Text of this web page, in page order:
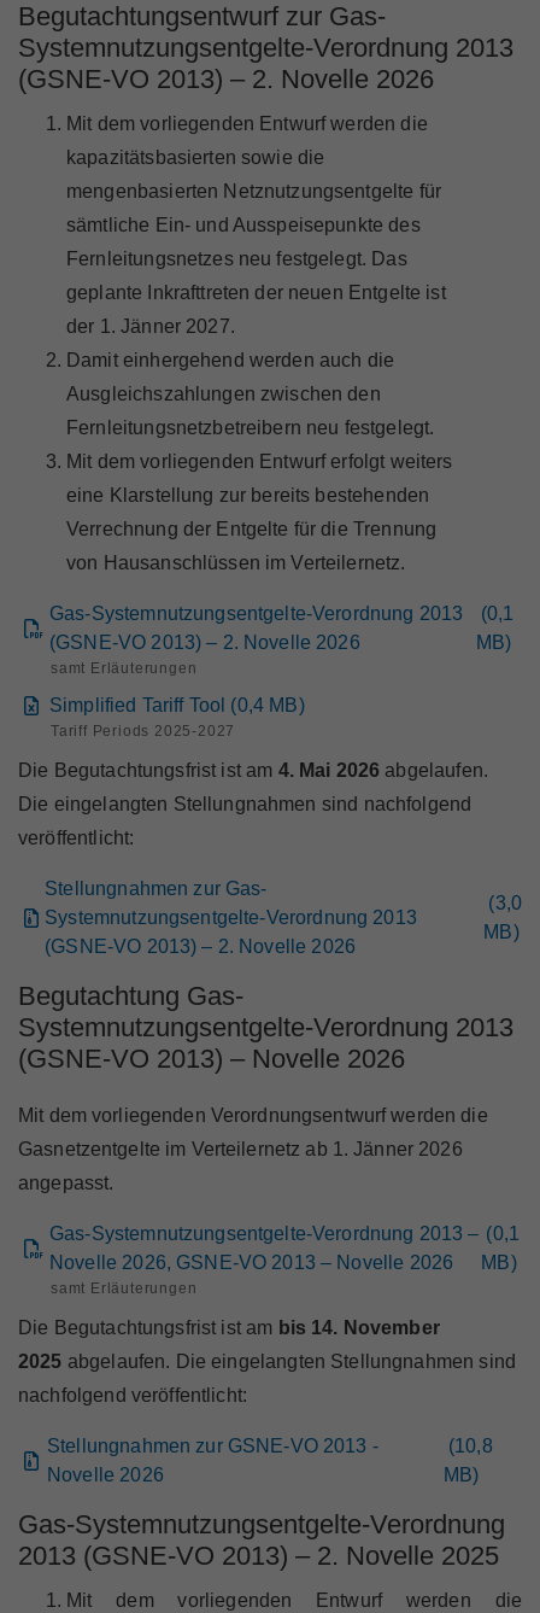
Begutachtungsentwurf zur Gas-
Systemnutzungsentgelte-Verordnung 2013
(GSNE-VO 2013) – 2. Novelle 2026
Mit dem vorliegenden Entwurf werden die
kapazitätsbasierten sowie die
mengenbasierten Netznutzungsentgelte für
sämtliche Ein- und Ausspeisepunkte des
Fernleitungsnetzes neu festgelegt. Das
geplante Inkrafttreten der neuen Entgelte ist
der 1. Jänner 2027.
Damit einhergehend werden auch die
Ausgleichszahlungen zwischen den
Fernleitungsnetzbetreibern neu festgelegt.
Mit dem vorliegenden Entwurf erfolgt weiters
eine Klarstellung zur bereits bestehenden
Verrechnung der Entgelte für die Trennung
von Hausanschlüssen im Verteilernetz.
Gas-Systemnutzungsentgelte-Verordnung 2013
(GSNE-VO 2013) – 2. Novelle 2026
(0,1
MB)
samt Erläuterungen
Simplified Tariff Tool (0,4 MB)
Tariff Periods 2025-2027
Die Begutachtungsfrist ist am 4. Mai 2026 abgelaufen.
Die eingelangten Stellungnahmen sind nachfolgend
veröffentlicht:
Stellungnahmen zur Gas-
Systemnutzungsentgelte-Verordnung 2013
(GSNE-VO 2013) – 2. Novelle 2026
(3,0
MB)
Begutachtung Gas-
Systemnutzungsentgelte-Verordnung 2013
(GSNE-VO 2013) – Novelle 2026
Mit dem vorliegenden Verordnungsentwurf werden die
Gasnetzentgelte im Verteilernetz ab 1. Jänner 2026
angepasst.
Gas-Systemnutzungsentgelte-Verordnung 2013 –
Novelle 2026, GSNE-VO 2013 – Novelle 2026
(0,1
MB)
samt Erläuterungen
Die Begutachtungsfrist ist am bis 14. November
2025 abgelaufen. Die eingelangten Stellungnahmen sind
nachfolgend veröffentlicht:
Stellungnahmen zur GSNE-VO 2013 -
Novelle 2026
(10,8
MB)
Gas-Systemnutzungsentgelte-Verordnung
2013 (GSNE-VO 2013) – 2. Novelle 2025
Mit dem vorliegenden Entwurf werden die